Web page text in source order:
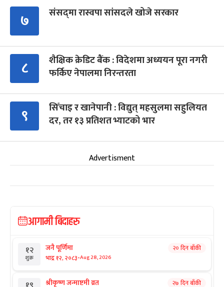
७ संसद्‍मा रास्वपा सांसदले खोजे सरकार
८
शैक्षिक क्रेडिट बैंक : विदेशमा अध्ययन पूरा नगरी
फर्किए नेपालमा निरन्तरता
९
सिँचाइ र खानेपानी : विद्युत् महसुलमा सहुलियत
दर, तर १३ प्रतिशत भ्याटको भार
Advertisment
आगामी बिदाहरु
१२
शुक्र
जनै पूर्णिमा
भाद्र १२, २०८३-Aug 28, 2026
२० दिन बाँकी
श्रीकृष्ण जन्माष्टमी व्रत २७ दिन बाँकी